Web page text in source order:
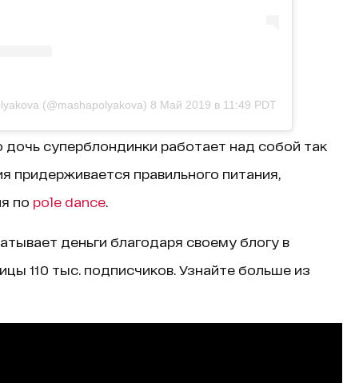
(@mashapolyakova) 8 Май 2019 в 11:49 PDT
дочь суперблондинки работает над собой так
придерживается правильного питания,
по pole dance.
деньги благодаря своему блогу в
110 тыс. подписчиков. Узнайте больше из